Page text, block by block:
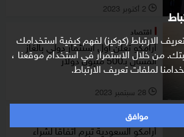
الارتباط (كوكيز) لفهم كيفية استخدامك
من خلال الاستمرار في استخدام موقعنا ،
لملفات تعريف الارتباط.
موافق
l 2 أكتوبر 2023
اقتصاد
أرامكو تعلن أول استثمار دولي بالغاز
المسال بـ500 مليون دولار
l 28 سبتمبر 2023
اقتصاد
أرامكو السعودية تبرم اتفاقا لشراء